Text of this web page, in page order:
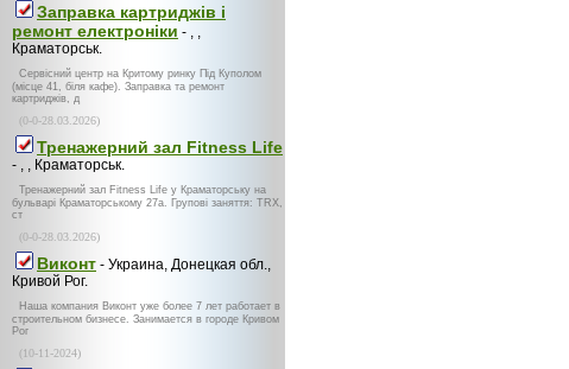
Заправка картриджів і
ремонт електроніки - , ,
Краматорськ.
Сервісний центр на Критому ринку Під Куполом
(місце 41, біля кафе). Заправка та ремонт
картриджів, д
(0-0-28.03.2026)
Тренажерний зал Fitness Life
- , , Краматорськ.
Тренажерний зал Fitness Life у Краматорську на
бульварі Краматорському 27а. Групові заняття: TRX,
ст
(0-0-28.03.2026)
Виконт - Украина, Донецкая обл.,
Кривой Рог.
Наша компания Виконт уже более 7 лет работает в
строительном бизнесе. Занимается в городе Кривом
Рог
(10-11-2024)